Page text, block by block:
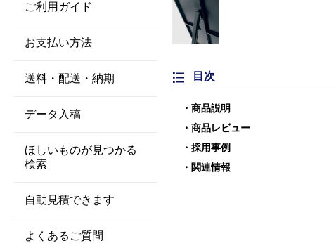
目次
商品説明
商品レビュー
採用事例
関連情報
ご利用ガイド
お支払い方法
送料・配送・納期
データ入稿
ほしいものが見つかる
検索
自動見積できます
よくあるご質問